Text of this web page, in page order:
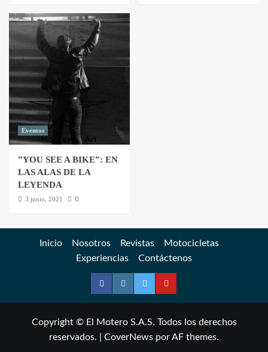
Eventos
”YOU SEE A BIKE”: EN
LAS ALAS DE LA
LEYENDA
3 junio, 2021 0
Inicio Nosotros Revistas
Motocicletas
Experiencias
Contáctenos
Copyright © El Motero S.A.S. Todos los derechos
reservados.
CoverNews por AF themes.